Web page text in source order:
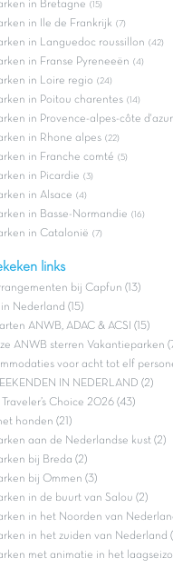
in Bretagne (15)
in Ile de Frankrijk (7)
in Languedoc roussillon (42)
in Franse Pyreneeën (4)
in Loire regio (24)
in Poitou charentes (14)
in Provence-alpes-côte d'azur
in Rhone alpes (22)
in Franche comté (5)
in Picardie (3)
in Alsace (4)
in Basse-Normandie (16)
in Catalonië (7)
links
bij Capfun (13)
Nederland (15)
ANWB, ADAC & ACSI (15)
ANWB sterren Vakantieparken
voor acht tot elf
IN NEDERLAND (2)
Choice 2026 (43)
honden (21)
aan de Nederlandse kust (2)
bij Breda (2)
bij Ommen (3)
in de buurt van Salou (2)
in het Noorden van
in het zuiden van Nederland
met animatie in het